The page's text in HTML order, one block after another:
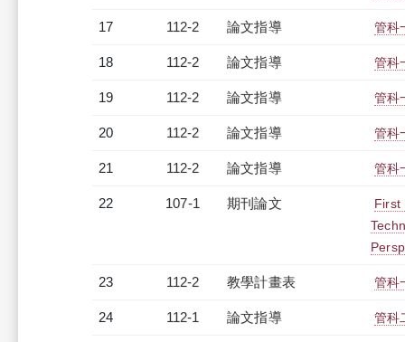
17 112-2 論文指導 管科
18 112-2 論文指導 管科
19 112-2 論文指導 管科
20 112-2 論文指導 管科
21 112-2 論文指導 管科
22 107-1 期刊論文
First
23 112-2 教學計畫表 管科
24 112-1 論文指導 管科